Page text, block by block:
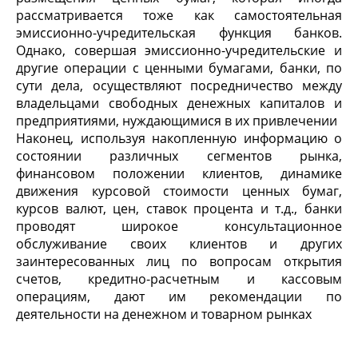
рассматривается тоже как самостоятельная
эмиссионно-учредительская функция банков.
Однако, совершая эмиссионно-учредительские и
другие операции с ценными бумагами, банки, по
сути дела, осуществляют посредничество между
владельцами свободных денежных капиталов и
предприятиями, нуждающимися в их привлечении
Наконец, используя накопленную информацию о
состоянии различных сегментов рынка,
финансовом положении клиентов, динамике
движения курсовой стоимости ценных бумаг,
курсов валют, цен, ставок процента и т.д., банки
проводят широкое консультационное
обслуживание своих клиентов и других
заинтересованных лиц по вопросам открытия
счетов, кредитно-расчетным и кассовым
операциям, дают им рекомендации по
деятельности на денежном и товарном рынках